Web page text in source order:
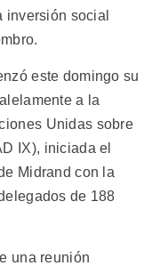
social
este domingo su
a la
Unidas sobre
IX), iniciada el
Midrand con la
de 188
una reunión